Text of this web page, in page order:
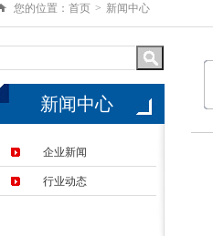
您的位置： 首页 新闻中心
新闻中心
企业新闻
行业动态